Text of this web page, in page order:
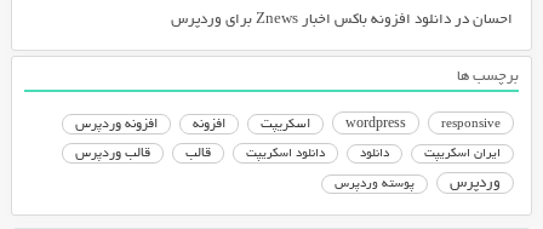
احساندر دانلود افزونه باکس اخبار Znews برای وردپرس
برچسب ها
responsive
wordpress اسکریپت افزونه افزونه وردپرس
ایران اسکریپت دانلود دانلود اسکریپت قالب قالب وردپرس
وردپرس پوسته وردپرس